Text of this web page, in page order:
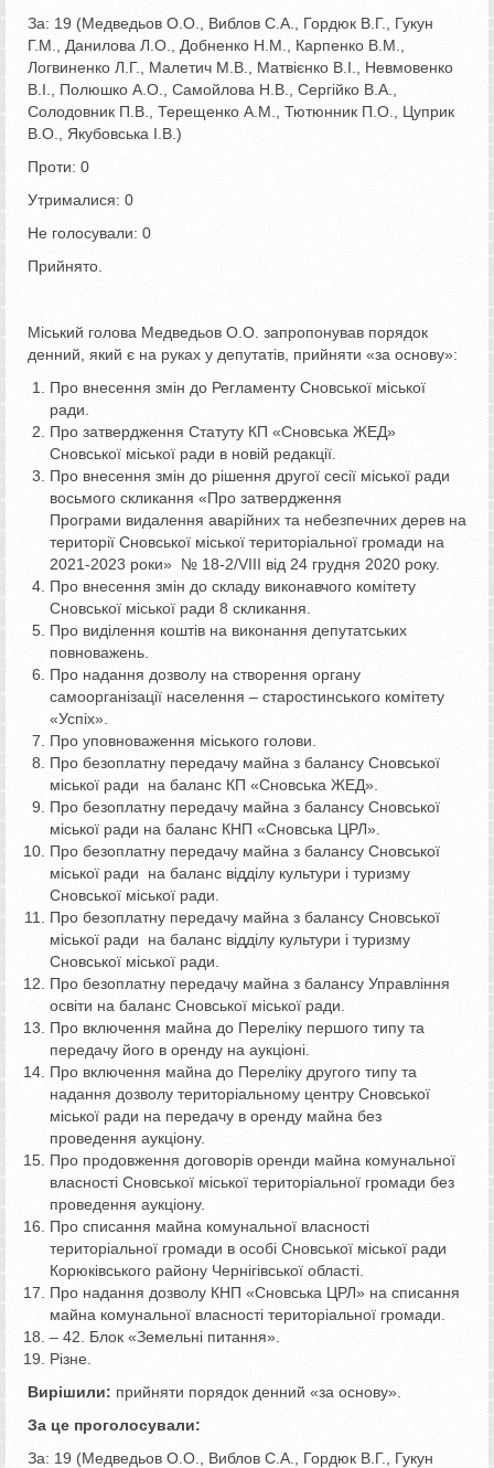
За: 19 (Медведьов О.О., Виблов С.А., Гордюк В.Г., Гукун
Г.М., Данилова Л.О., Добненко Н.М., Карпенко В.М.,
Логвиненко Л.Г., Малетич М.В., Матвієнко В.І., Невмовенко
В.І., Полюшко А.О., Самойлова Н.В., Сергійко В.А.,
Солодовник П.В., Терещенко А.М., Тютюнник П.О., Цуприк
В.О., Якубовська І.В.)
Проти: 0
Утрималися: 0
Не голосували: 0
Прийнято.
Міський голова Медведьов О.О. запропонував порядок
денний, який є на руках у депутатів, прийняти «за основу»:
Про внесення змін до Регламенту Сновської міської
ради.
Про затвердження Статуту КП «Сновська ЖЕД»
Сновської міської ради в новій редакції.
Про внесення змін до рішення другої сесії міської ради
восьмого скликання «Про затвердження
Програми видалення аварійних та небезпечних дерев на
території Сновської міської територіальної громади на
2021-2023 роки» № 18-2/VIII від 24 грудня 2020 року.
Про внесення змін до складу виконавчого комітету
Сновської міської ради 8 скликання.
Про виділення коштів на виконання депутатських
повноважень.
Про надання дозволу на створення органу
самоорганізації населення – старостинського комітету
«Успіх».
Про уповноваження міського голови.
Про безоплатну передачу майна з балансу Сновської
міської ради на баланс КП «Сновська ЖЕД».
Про безоплатну передачу майна з балансу Сновської
міської ради на баланс КНП «Сновська ЦРЛ».
Про безоплатну передачу майна з балансу Сновської
міської ради на баланс відділу культури і туризму
Сновської міської ради.
Про безоплатну передачу майна з балансу Сновської
міської ради на баланс відділу культури і туризму
Сновської міської ради.
Про безоплатну передачу майна з балансу Управління
освіти на баланс Сновської міської ради.
Про включення майна до Переліку першого типу та
передачу його в оренду на аукціоні.
Про включення майна до Переліку другого типу та
надання дозволу територіальному центру Сновської
міської ради на передачу в оренду майна без
проведення аукціону.
Про продовження договорів оренди майна комунальної
власності Сновської міської територіальної громади без
проведення аукціону.
Про списання майна комунальної власності
територіальної громади в особі Сновської міської ради
Корюківського району Чернігівської області.
Про надання дозволу КНП «Сновська ЦРЛ» на списання
майна комунальної власності територіальної громади.
– 42. Блок «Земельні питання».
Різне.
Вирішили: прийняти порядок денний «за основу».
За це проголосували:
За: 19 (Медведьов О.О., Виблов С.А., Гордюк В.Г., Гукун